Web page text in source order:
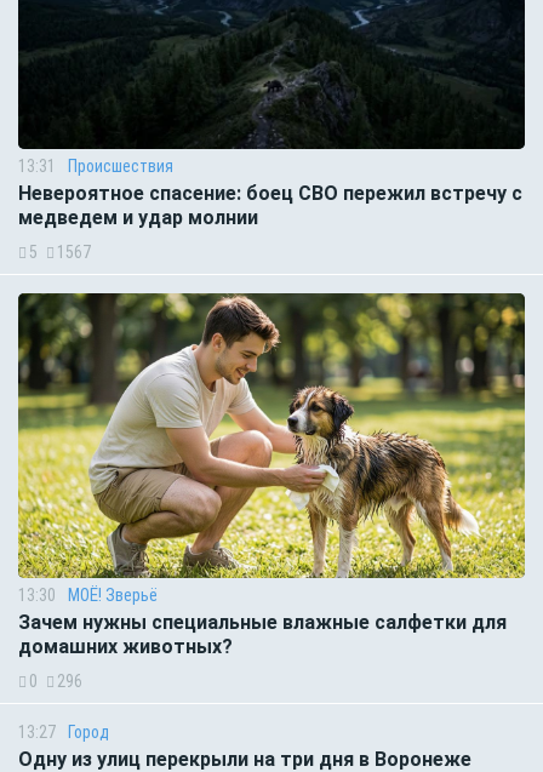
13:31 Происшествия
Невероятное спасение: боец СВО пережил встречу с
медведем и удар молнии
5 1567
13:30 МОЁ! Зверьё
Зачем нужны специальные влажные салфетки для
домашних животных?
0 296
13:27 Город
Одну из улиц перекрыли на три дня в Воронеже